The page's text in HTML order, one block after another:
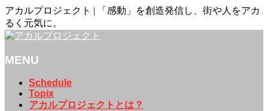
アカルプロジェクト | 「感動」を創造発信し、街や人をアカ
るく元気に。
MENU
Schedule
Topix
アカルプロジェクトとは？